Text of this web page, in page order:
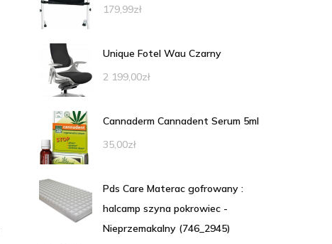
179,99zł
Unique Fotel Wau Czarny
2 199,00zł
Cannaderm Cannadent Serum 5ml
35,00zł
Pds Care Materac gofrowany :
halcamp szyna pokrowiec -
Nieprzemakalny (746_2945)